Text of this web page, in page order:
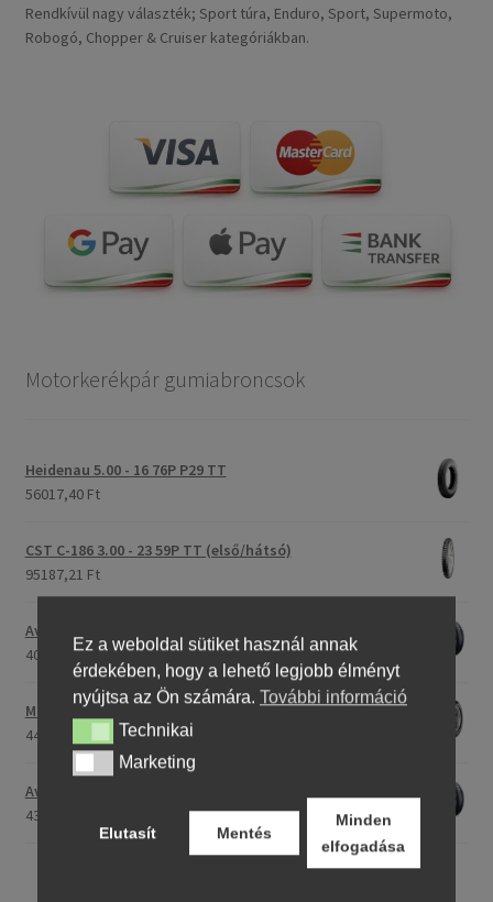
Rendkívül nagy választék; Sport túra, Enduro, Sport, Supermoto,
Robogó, Chopper & Cruiser kategóriákban.
Motorkerékpár gumiabroncsok
Heidenau 5.00 - 16 76P P29 TT
56017,40 Ft
CST C-186 3.00 - 23 59P TT (első/hátsó)
95187,21 Ft
Avon Roadrider MKII 90/90 - 18 51V TL (első/hátsó)
40520,37 Ft
Maxxis M-6011 170/80 - 15 77H TL (hátsó gumi)
44456,18 Ft
Avon Roadrider MKII 110/80 - 18 (58V) TL (első/hátsó)
43518,40 Ft
Ez a weboldal sütiket használ annak
érdekében, hogy a lehető legjobb élményt
nyújtsa az Ön számára. További információ
TechnikaiTechnikai
MarketingMarketing
Elutasít Mentés
Minden
elfogadása